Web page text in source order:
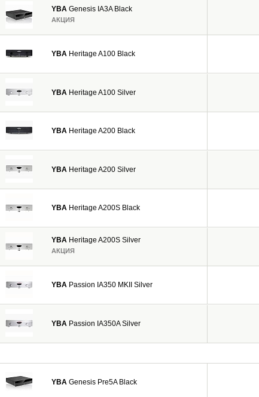
YBA Genesis IA3A Black
АКЦИЯ
YBA Heritage A100 Black
YBA Heritage A100 Silver
YBA Heritage A200 Black
YBA Heritage A200 Silver
YBA Heritage A200S Black
YBA Heritage A200S Silver
АКЦИЯ
YBA Passion IA350 MKII Silver
YBA Passion IA350A Silver
YBA Genesis Pre5A Black